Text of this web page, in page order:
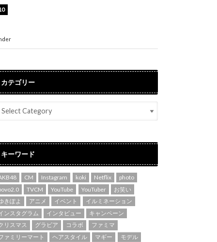
カテゴリー
キーワード
CM Instagram koki Netflix
photo
TVCM YouTube YouTuber
お笑い
きぽよ
アニメ イベント
イルミネーション
ンスタグラム
インタビュー
キャンペーン
リスマス
グラビア コラボ
ファミマ
ァミリーマート
ヘアスタイル マギー
モデル